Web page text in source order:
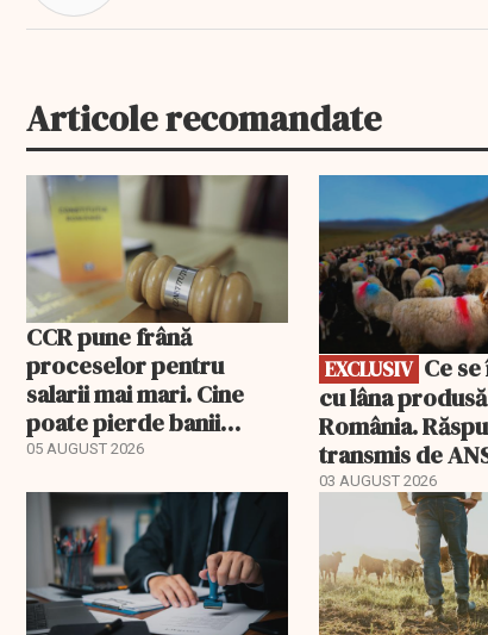
Articole recomandate
CCR pune frână
proceselor pentru
salarii mai mari. Cine
poate pierde banii
ceruți statului
05 AUGUST 2026
EXCLUSIV
EXCLUSIV
cu lâna
România.
transmis de
03 AUGUST 2026